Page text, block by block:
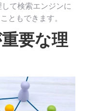
て検索エンジンに
ともできます。
要な理